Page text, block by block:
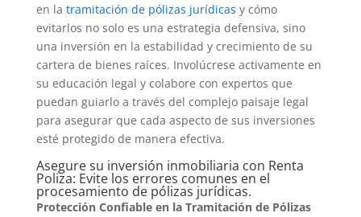
en la tramitación de pólizas jurídicas y cómo
evitarlos no solo es una estrategia defensiva, sino
una inversión en la estabilidad y crecimiento de su
cartera de bienes raíces. Involúcrese activamente en
su educación legal y colabore con expertos que
puedan guiarlo a través del complejo paisaje legal
para asegurar que cada aspecto de sus inversiones
esté protegido de manera efectiva.
Asegure su inversión inmobiliaria con Renta
Poliza: Evite los errores comunes en el
procesamiento de pólizas jurídicas.
Protección Confiable en la Tramitación de Pólizas